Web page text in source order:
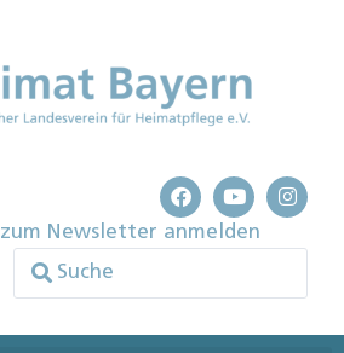
zum Newsletter anmelden